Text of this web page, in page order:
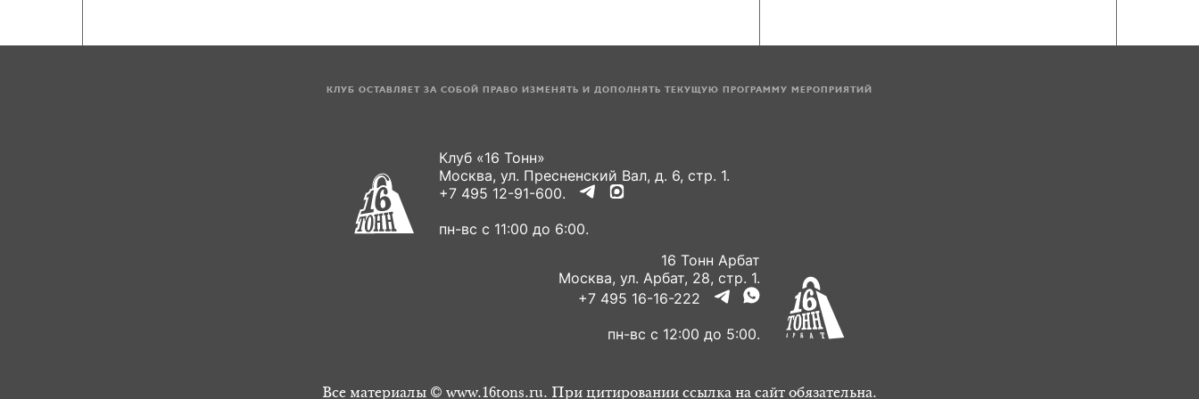
КЛУБ ОСТАВЛЯЕТ ЗА СОБОЙ ПРАВО ИЗМЕНЯТЬ И ДОПОЛНЯТЬ ТЕКУЩУЮ ПРОГРАММУ МЕРОПРИЯТИЙ
Клуб «16 Тонн»
Москва, ул. Пресненский Вал, д. 6, стр. 1.
+7 495 12-91-600.
пн-вс с 11:00 до 6:00.
16 Тонн Арбат
Москва, ул. Арбат, 28, стр. 1.
+7 495 16-16-222
пн-вс с 12:00 до 5:00.
Все материалы © www.16tons.ru. При цитировании ссылка на сайт обязательна.